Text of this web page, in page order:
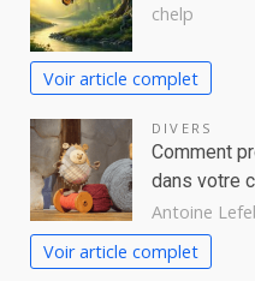
chelp
Voir article complet
DIVERS
Comment
dans votre
Antoine
Voir article complet